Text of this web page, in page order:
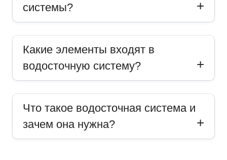
системы?
Какие элементы входят в
водосточную систему?
Что такое водосточная система и
зачем она нужна?